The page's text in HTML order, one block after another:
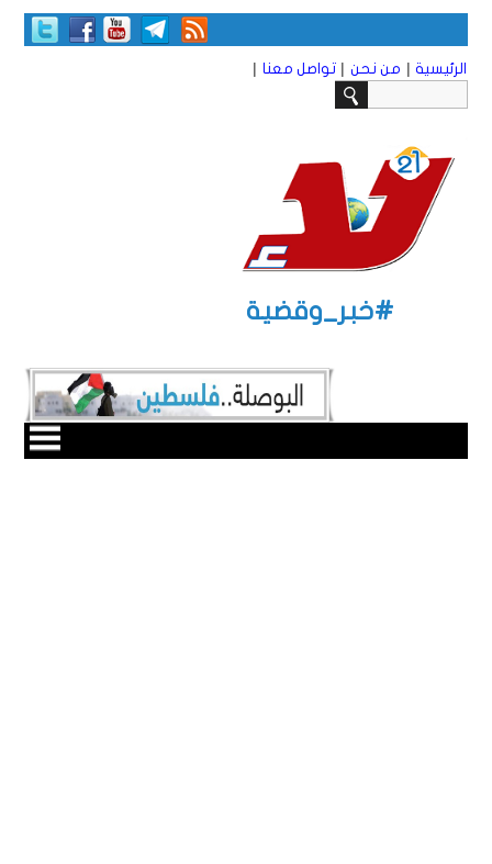
الرئيسية | من نحن | تواصل معنا |
#خبر_وقضية